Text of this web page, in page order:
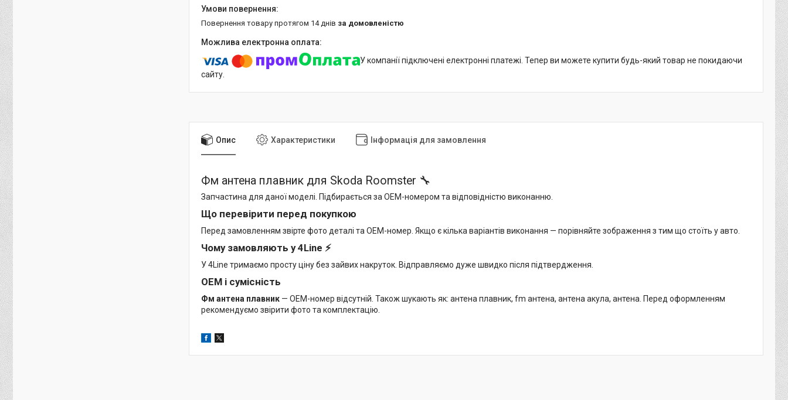
повернення товару протягом 14 днів за домовленістю
У компанії підключені електронні платежі. Тепер ви можете купити будь-який товар не покидаючи
сайту.
Опис Характеристики Інформація для замовлення
Фм антена плавник для Skoda Roomster 🔧
Запчастина для даної моделі. Підбирається за OEM-номером та відповідністю виконанню.
Що перевірити перед покупкою
Перед замовленням звірте фото деталі та OEM-номер. Якщо є кілька варіантів виконання — порівняйте зображення з тим що стоїть у авто.
Чому замовляють у 4Line ⚡
У 4Line тримаємо просту ціну без зайвих накруток. Відправляємо дуже швидко після підтвердження.
OEM і сумісність
Фм антена плавник — OEM-номер відсутній. Також шукають як: антена плавник, fm антена, антена акула, антена. Перед оформленням
рекомендуємо звірити фото та комплектацію.